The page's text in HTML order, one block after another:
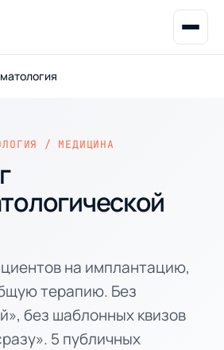
/ МЕДИЦИНА
на имплантацию,
терапию. Без
без шаблонных квизов
5 публичных